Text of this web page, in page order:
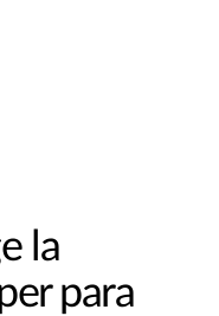
la
para